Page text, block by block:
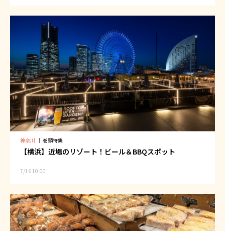
神奈川 ｜ 巻頭特集
【横浜】近場のリゾート！ビール＆BBQスポット
7/16 10:00